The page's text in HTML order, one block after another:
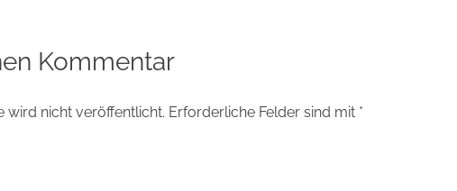
Kommentar
wird nicht veröffentlicht. Erforderliche Felder sind mit *